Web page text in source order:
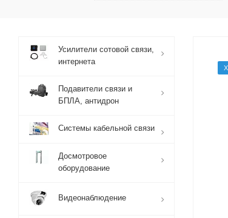
Усилители сотовой связи,
интернета
Подавители связи и
БПЛА, антидрон
Системы кабельной связи
Досмотровое
оборудование
Видеонаблюдение